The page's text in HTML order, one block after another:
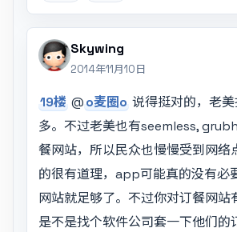
Skywing
2014年11月10日
19楼@o麦圈o 说得挺对的，老
多。不过老美也有seemless,
餐网站，所以民众也慢慢受到网络
的很有道理，app可能真的没有必
网站就足够了。不过你对订餐网站
是不是找个软件公司套一下他们的